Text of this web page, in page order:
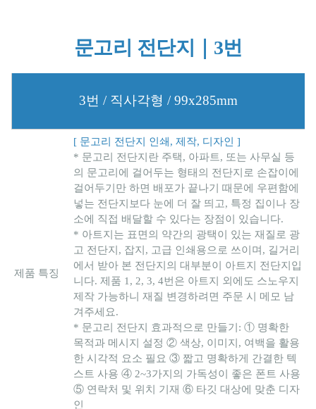
문고리 전단지｜3번
3번 / 직사각형 / 99x285mm
제품 특징
[ 문고리 전단지 인쇄, 제작, 디자인 ]
* 문고리 전단지란 주택, 아파트, 또는 사무실 등
의 문고리에 걸어두는 형태의 전단지로 손잡이에
걸어두기만 하면 배포가 끝나기 때문에 우편함에
넣는 전단지보다 눈에 더 잘 띄고, 특정 집이나 장
소에 직접 배달할 수 있다는 장점이 있습니다.
* 아트지는 표면의 약간의 광택이 있는 재질로 광
고 전단지, 잡지, 고급 인쇄용으로 쓰이며, 길거리
에서 받아 본 전단지의 대부분이 아트지 전단지입
니다. 제품 1, 2, 3, 4번은 아트지 외에도 스노우지
제작 가능하니 재질 변경하려면 주문 시 메모 남
겨주세요.
* 문고리 전단지 효과적으로 만들기: ① 명확한
목적과 메시지 설정 ② 색상, 이미지, 여백을 활용
한 시각적 요소 필요 ③ 짧고 명확하게 간결한 텍
스트 사용 ④ 2~3가지의 가독성이 좋은 폰트 사용
⑤ 연락처 및 위치 기재 ⑥ 타깃 대상에 맞춘 디자
인